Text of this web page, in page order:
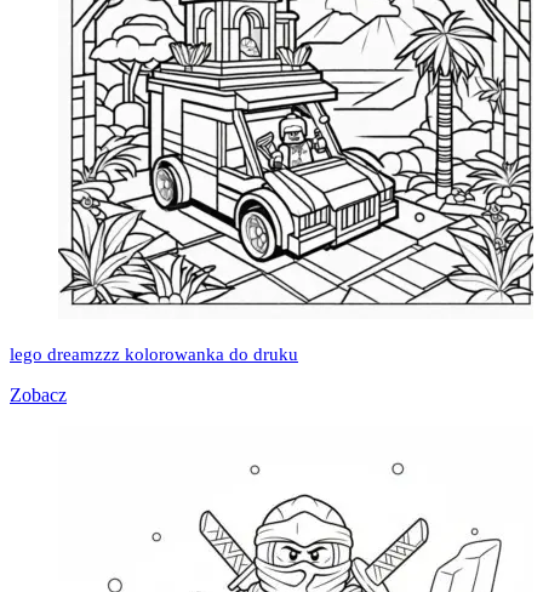
lego dreamzzz kolorowanka do druku
Zobacz